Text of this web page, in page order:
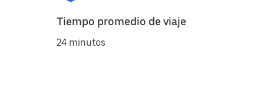
Tiempo promedio de viaje
24 minutos